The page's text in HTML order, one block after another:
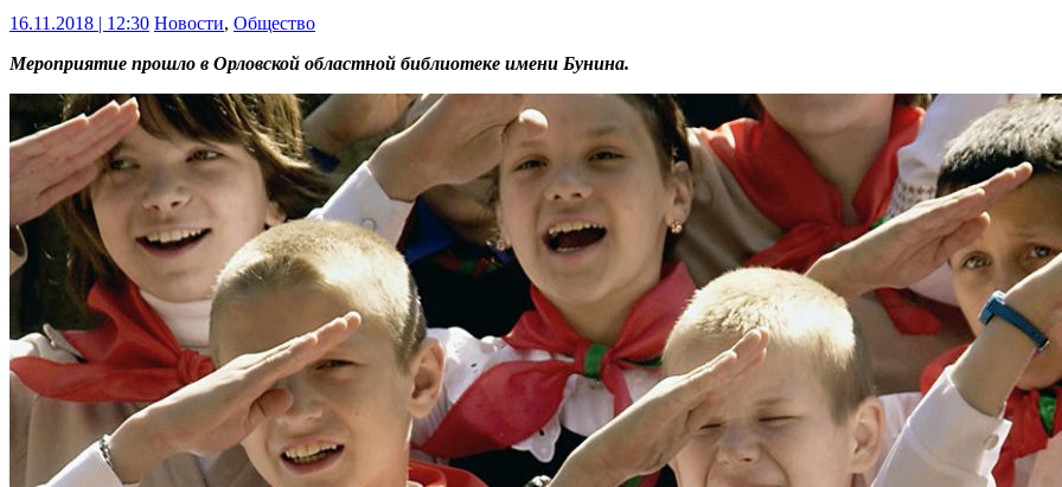
16.11.2018 | 12:30 Новости, Общество
Мероприятие прошло в Орловской областной библиотеке имени Бунина.